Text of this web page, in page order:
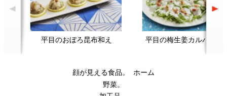
レシピ 動画Gallery